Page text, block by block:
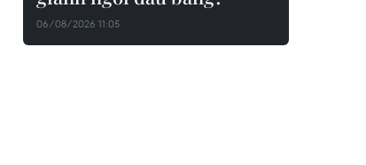
06/08/2026 11:05